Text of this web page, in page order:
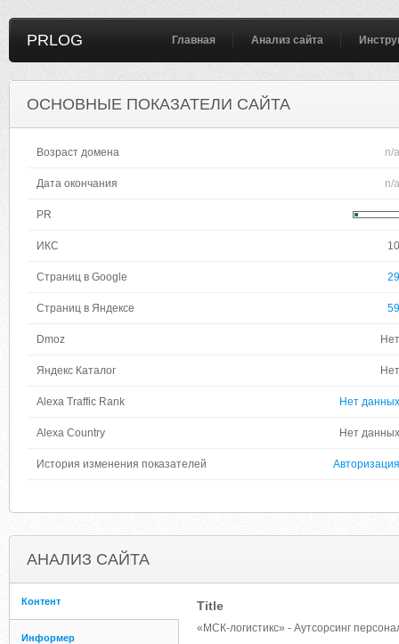
PRLOG Главная Анализ сайта
ОСНОВНЫЕ ПОКАЗАТЕЛИ САЙТА
Возраст домена n/a
Дата окончания n/a
PR
ИКС 10
Страниц в Google 29
Страниц в Яндексе 59
Dmoz Нет
Яндекс Каталог Нет
Alexa Traffic Rank Нет данных
Alexa Country Нет данных
История изменения показателей Авторизация
АНАЛИЗ САЙТА
Контент
Информер
Title
«МСК-логистикс» - Аутсорсинг